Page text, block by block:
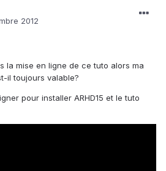
2012
la mise en ligne de ce tuto alors ma
il toujours valable?
pour installer ARHD15 et le tuto